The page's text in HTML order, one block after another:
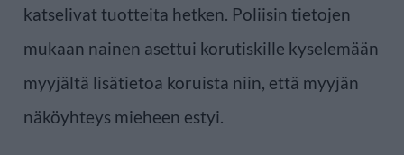
katselivat tuotteita hetken. Poliisin tietojen
mukaan nainen asettui korutiskille kyselemään
myyjältä lisätietoa koruista niin, että myyjän
näköyhteys mieheen estyi.